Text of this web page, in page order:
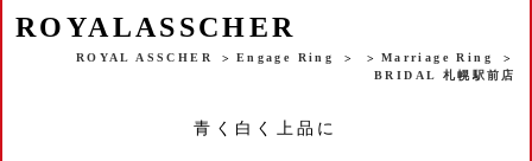
ROYALASSCHER
ROYAL ASSCHER Engage Ring
Marriage Ring
BRIDAL 札幌駅前店
青く白く上品に